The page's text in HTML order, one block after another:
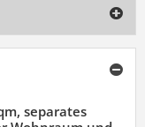
separates